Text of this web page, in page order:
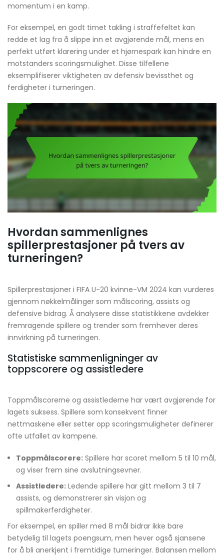
momentum i en kamp.
For eksempel, en godt timet takling i straffefeltet kan
redde et lag fra å slippe inn et avgjørende mål, mens en
perfekt utført klarering under et hjørnespark kan hindre en
motstanders scoringsmulighet. Disse tilfellene
eksemplifiserer viktigheten av defensiv bevissthet og
ferdigheter i turneringen.
Hvordan sammenlignes
spillerprestasjoner på tvers av
turneringen?
Spillerprestasjoner i FIFA U-20 kvinne-VM 2024 kan vurderes
gjennom nøkkelmålinger som målscoring, assists og
defensive bidrag. Å analysere disse statistikkene avdekker
fremragende spillere og trender som fremhever deres
innvirkning på turneringen.
Statistiske sammenligninger av
toppscorere og assistledere
Toppmålscorerne og assistlederne har vært avgjørende for
lagets suksess. Spillere som konsekvent finner
nettmaskene eller setter opp scoringsmuligheter definerer
ofte utfallet av kampene.
Toppmålscorere: Spillere har scoret mellom 5 til 10 mål,
og viser frem sine avslutningsevner.
Assistledere: Ledende spillere har gitt mellom 3 til 7
assists, og demonstrerer sin visjon og
spillmakerferdigheter.
For eksempel, en spiller med 8 mål bidrar ikke bare
betydelig til lagets poengsum, men hever også sjansene
for å bli anerkjent i fremtidige turneringer. Balansen mellom